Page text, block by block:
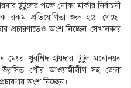
টুটুলের পক্ষে নৌকা মার্কার নির্বাচনী
রকম প্রতিযোগিতা শুরু হয়ে গেছে।
প্রচারণাতেও অংশ নিচ্ছেন সেখানকার
মেয়র খুরশিদ হায়দার টুটুল মনোনয়ন
উল্লসিত পৌর আওয়ামীলীগ সহ জেলা
অংশ নিচ্ছেন।